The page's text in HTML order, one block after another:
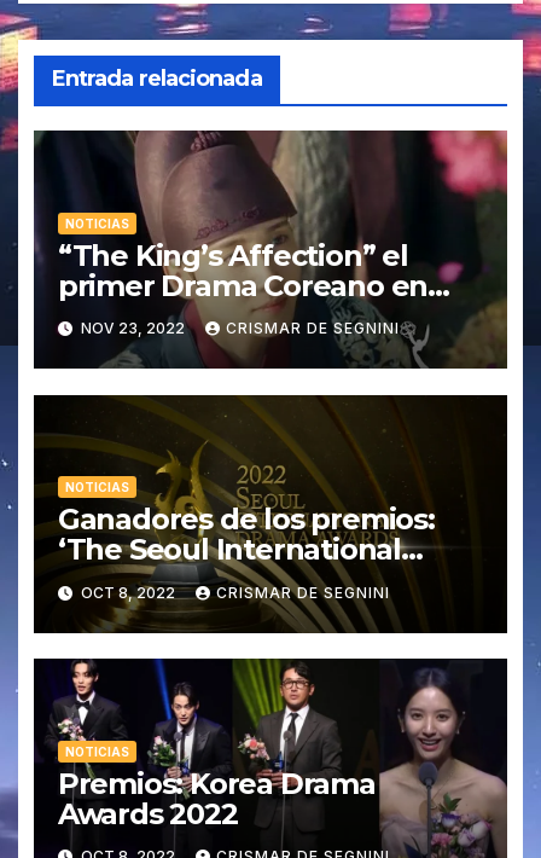
Entrada relacionada
NOTICIAS
“The King’s Affection” el
primer Drama Coreano en
ganar un Emmy internacional
en el 2022
NOV 23, 2022 CRISMAR DE SEGNINI
NOTICIAS
Ganadores de los premios:
‘The Seoul International
Drama Awards’ 2022
OCT 8, 2022 CRISMAR DE SEGNINI
NOTICIAS
Premios: Korea Drama
Awards 2022